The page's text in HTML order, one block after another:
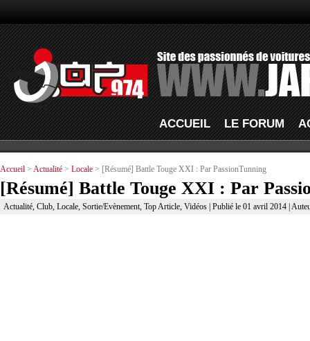
ACCUEIL LE FORUM
Accueil > Actualité > Locale > [Résumé] Battle Touge XXI : Par PassionTunning
[Résumé] Battle Touge XXI : Par
Actualité, Club, Locale, Sortie/Evènement, Top Article, Vidéos| Publié le 01 avril 2014 |